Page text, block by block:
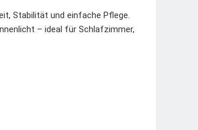
Stabilität und einfache Pflege.
– ideal für Schlafzimmer,